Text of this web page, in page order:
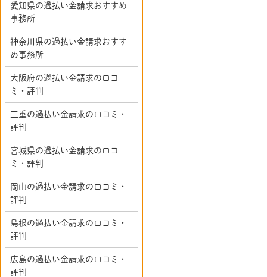
愛知県の過払い金請求おすすめ
事務所
神奈川県の過払い金請求おすす
め事務所
大阪府の過払い金請求の口コ
ミ・評判
三重の過払い金請求の口コミ・
評判
宮城県の過払い金請求の口コ
ミ・評判
岡山の過払い金請求の口コミ・
評判
島根の過払い金請求の口コミ・
評判
広島の過払い金請求の口コミ・
評判